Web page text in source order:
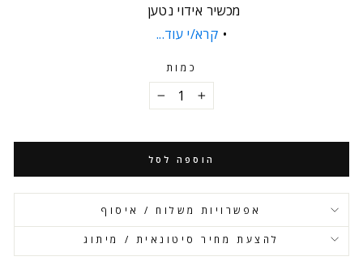
מכשיר אידוי נטען
קרא/י עוד...
כמות
+
הוספה לסל
אפשרויות משלוח / איסוף
להצעת מחיר סיטונאית / מיתוג